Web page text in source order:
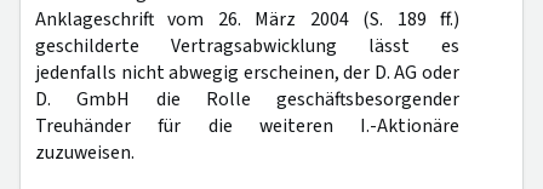
Anklageschrift vom 26. März 2004 (S. 189 ff.)
geschilderte Vertragsabwicklung lässt es
jedenfalls nicht abwegig erscheinen, der D. AG oder
D. GmbH die Rolle geschäftsbesorgender
Treuhänder für die weiteren I.-Aktionäre
zuzuweisen.